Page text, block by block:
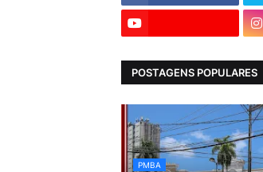
POSTAGENS POPULARES
PMBA